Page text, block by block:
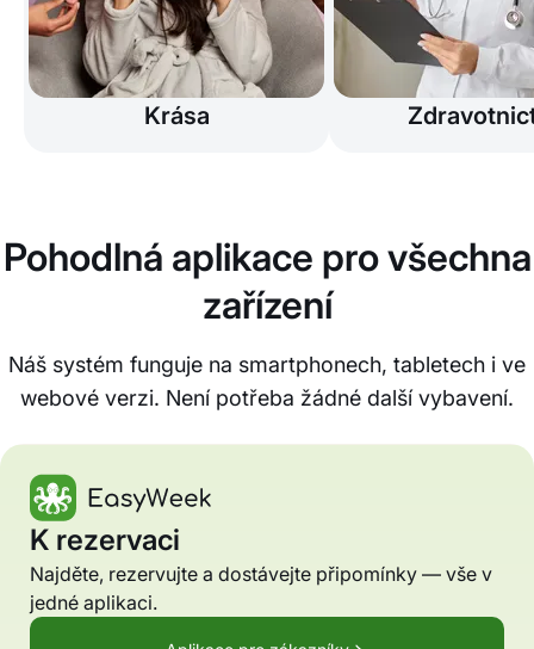
Krása
Pohodlná aplikace pro všechna
zařízení
Náš systém funguje na smartphonech, tabletech i ve
webové verzi. Není potřeba žádné další vybavení.
K rezervaci
Najděte, rezervujte a dostávejte připomínky — vše v
jedné aplikaci.